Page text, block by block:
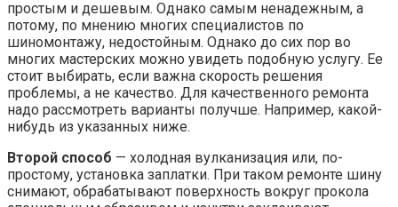
простым и дешевым. Однако самым ненадежным, а
потому, по мнению многих специалистов по
шиномонтажу, недостойным. Однако до сих пор во
многих мастерских можно увидеть подобную услугу. Ее
стоит выбирать, если важна скорость решения
проблемы, а не качество. Для качественного ремонта
надо рассмотреть варианты получше. Например, какой-
нибудь из указанных ниже.
Второй способ — холодная вулканизация или, по-
простому, установка заплатки. При таком ремонте шину
снимают, обрабатывают поверхность вокруг прокола